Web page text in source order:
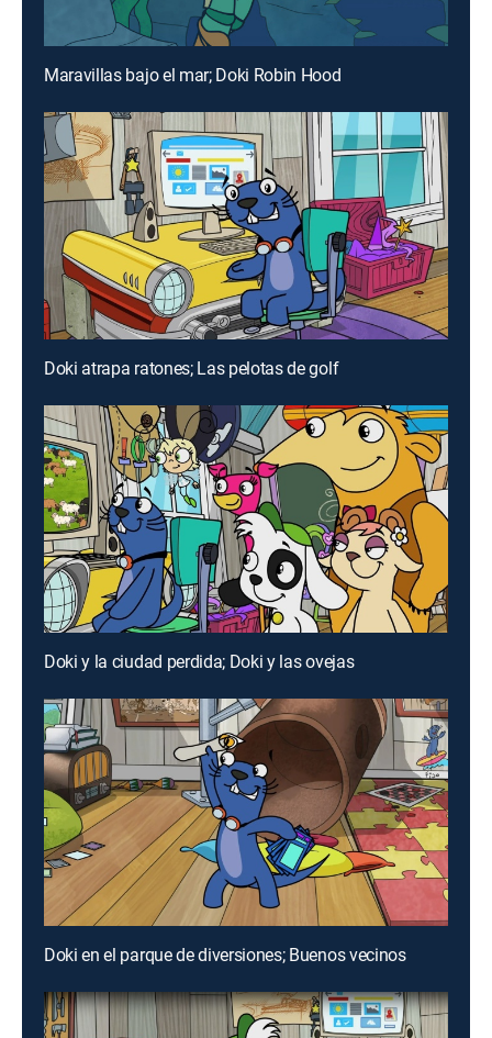
Maravillas bajo el mar; Doki Robin Hood
Doki atrapa ratones; Las pelotas de golf
Doki y la ciudad perdida; Doki y las ovejas
Doki en el parque de diversiones; Buenos vecinos